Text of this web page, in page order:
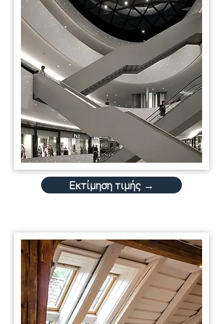
Εκτίμηση τιμής →